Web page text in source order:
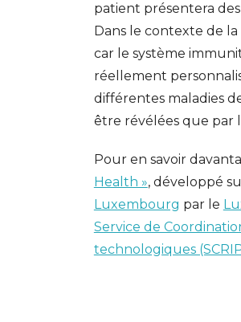
patient présentera
Dans le contexte de
car le système
réellement
différentes maladies
être révélées que par
Pour en savoir
Health », développé
Luxembourg par le
Service de
technologiques